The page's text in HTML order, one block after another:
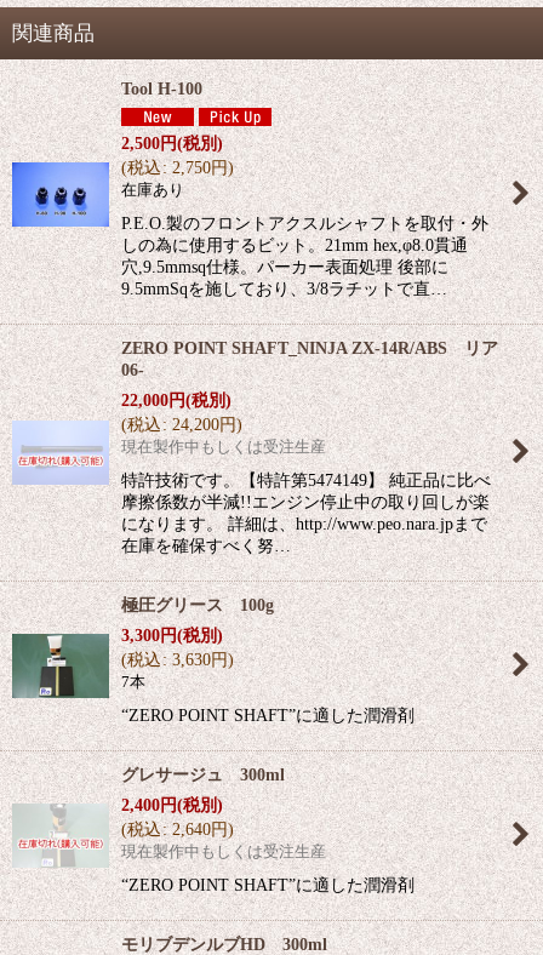
関連商品
Tool H-100
2,500円(税別)
(税込: 2,750円)
在庫あり
P.E.O.製のフロントアクスルシャフトを取付・外
しの為に使用するビット。21mm hex,φ8.0貫通
穴,9.5mmsq仕様。パーカー表面処理 後部に
9.5mmSqを施しており、3/8ラチットで直…
ZERO POINT SHAFT_NINJA ZX-14R/ABS リア
06-
22,000円(税別)
(税込: 24,200円)
現在製作中もしくは受注生産
特許技術です。【特許第5474149】 純正品に比べ
摩擦係数が半減!!エンジン停止中の取り回しが楽
になります。 詳細は、http://www.peo.nara.jpまで
在庫を確保すべく努…
極圧グリース 100g
3,300円(税別)
(税込: 3,630円)
7本
“ZERO POINT SHAFT”に適した潤滑剤
グレサージュ 300ml
2,400円(税別)
(税込: 2,640円)
現在製作中もしくは受注生産
“ZERO POINT SHAFT”に適した潤滑剤
モリブデンルブHD 300ml